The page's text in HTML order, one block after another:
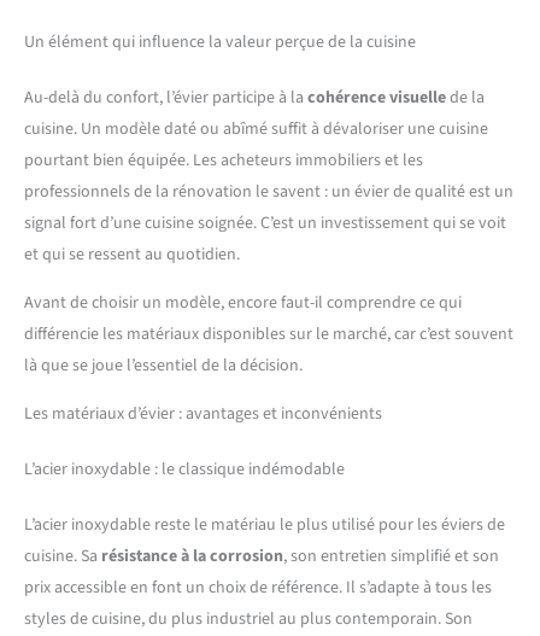
Un élément qui influence la valeur perçue de la cuisine
Au-delà du confort, l’évier participe à la cohérence visuellede la
cuisine. Un modèle daté ou abîmé suffit à dévaloriser une cuisine
pourtant bien équipée. Les acheteurs immobiliers et les
professionnels de la rénovation le savent : un évier de qualité est un
signal fort d’une cuisine soignée. C’est un investissement qui se voit
et qui se ressent au quotidien.
Avant de choisir un modèle, encore faut-il comprendre ce qui
différencie les matériaux disponibles sur le marché, car c’est souvent
là que se joue l’essentiel de la décision.
Les matériaux d’évier : avantages et inconvénients
L’acier inoxydable : le classique indémodable
L’acier inoxydable reste le matériau le plus utilisé pour les éviers de
cuisine. Sa résistance à la corrosion, son entretien simplifié et son
prix accessible en font un choix de référence. Il s’adapte à tous les
styles de cuisine, du plus industriel au plus contemporain. Son